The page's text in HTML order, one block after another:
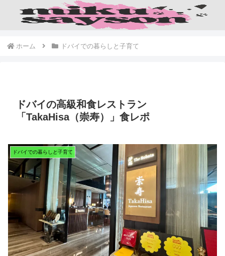
ホーム ドバイでの暮らしと子育て
ドバイの高級和食レストラン
「TakaHisa（崇寿）」食レポ
ドバイでの暮らしと子育て